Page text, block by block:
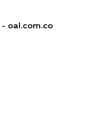
oal.com.co